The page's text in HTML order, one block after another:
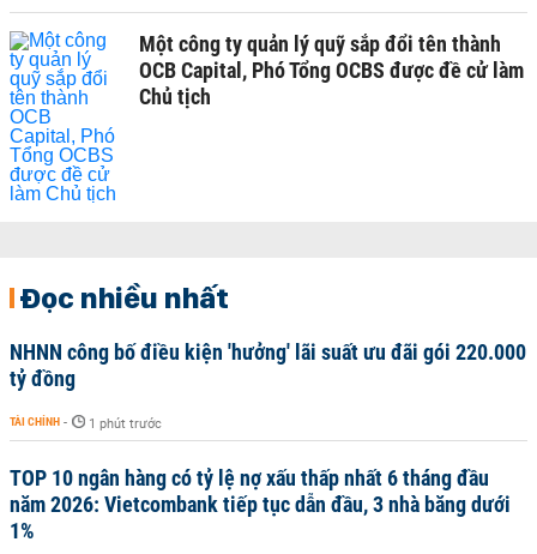
Một công ty quản lý quỹ sắp đổi tên thành
OCB Capital, Phó Tổng OCBS được đề cử làm
Chủ tịch
Đọc nhiều nhất
NHNN công bố điều kiện 'hưởng' lãi suất ưu đãi gói 220.000
tỷ đồng
TÀI CHÍNH - 1 phút trước
TOP 10 ngân hàng có tỷ lệ nợ xấu thấp nhất 6 tháng đầu
năm 2026: Vietcombank tiếp tục dẫn đầu, 3 nhà băng dưới
1%